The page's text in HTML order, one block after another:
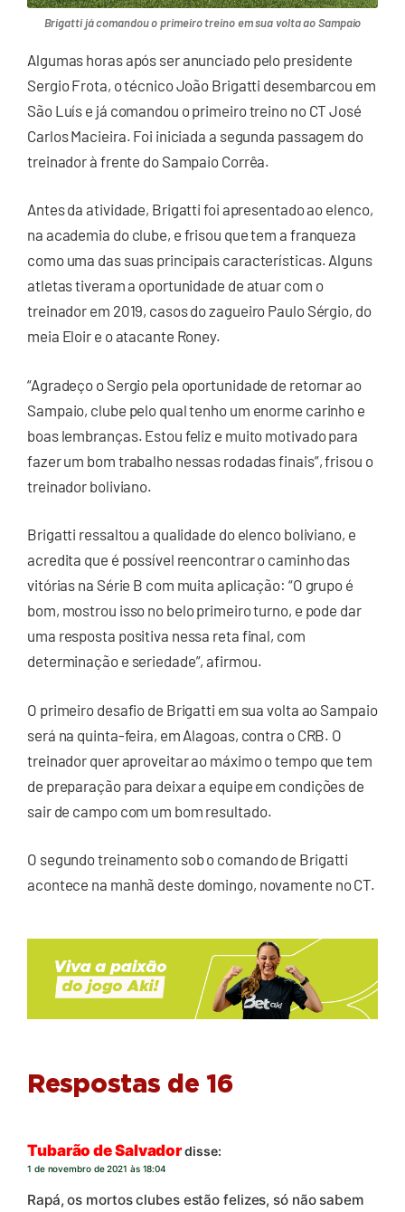
Brigatti já comandou o primeiro treino em sua volta ao Sampaio
Algumas horas após ser anunciado pelo presidente
Sergio Frota, o técnico João Brigatti desembarcou em
São Luís e já comandou o primeiro treino no CT José
Carlos Macieira. Foi iniciada a segunda passagem do
treinador à frente do Sampaio Corrêa.
Antes da atividade, Brigatti foi apresentado ao elenco,
na academia do clube, e frisou que tem a franqueza
como uma das suas principais características. Alguns
atletas tiveram a oportunidade de atuar com o
treinador em 2019, casos do zagueiro Paulo Sérgio, do
meia Eloir e o atacante Roney.
“Agradeço o Sergio pela oportunidade de retornar ao
Sampaio, clube pelo qual tenho um enorme carinho e
boas lembranças. Estou feliz e muito motivado para
fazer um bom trabalho nessas rodadas finais”, frisou o
treinador boliviano.
Brigatti ressaltou a qualidade do elenco boliviano, e
acredita que é possível reencontrar o caminho das
vitórias na Série B com muita aplicação: “O grupo é
bom, mostrou isso no belo primeiro turno, e pode dar
uma resposta positiva nessa reta final, com
determinação e seriedade”, afirmou.
O primeiro desafio de Brigatti em sua volta ao Sampaio
será na quinta-feira, em Alagoas, contra o CRB. O
treinador quer aproveitar ao máximo o tempo que tem
de preparação para deixar a equipe em condições de
sair de campo com um bom resultado.
O segundo treinamento sob o comando de Brigatti
acontece na manhã deste domingo, novamente no CT.
Respostas de 16
Tubarão de Salvadordisse:
1 de novembro de 2021 às 18:04
Rapá, os mortos clubes estão felizes, só não sabem